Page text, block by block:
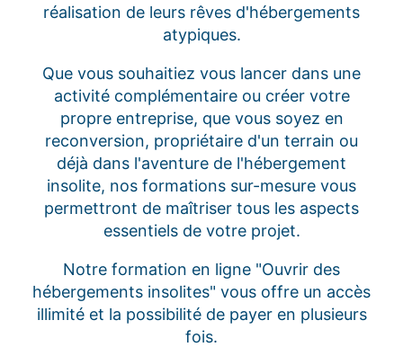
réalisation de leurs rêves d'hébergements
atypiques.
Que vous souhaitiez vous lancer dans une
activité complémentaire ou créer votre
propre entreprise, que vous soyez en
reconversion, propriétaire d'un terrain ou
déjà dans l'aventure de l'hébergement
insolite, nos formations sur-mesure vous
permettront de maîtriser tous les aspects
essentiels de votre projet.
Notre formation en ligne "Ouvrir des
hébergements insolites" vous offre un accès
illimité et la possibilité de payer en plusieurs
fois.